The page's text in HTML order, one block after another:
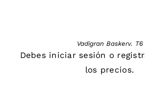
Vadigran Baskerv. T6
Debes iniciar sesión o
los precios.